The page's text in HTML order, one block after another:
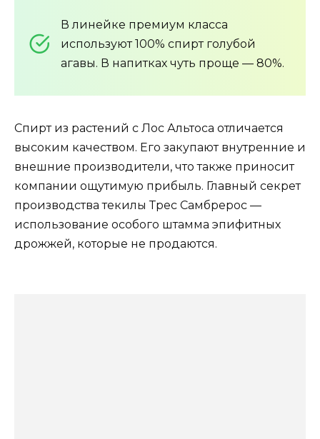
В линейке премиум класса
используют 100% спирт голубой
агавы. В напитках чуть проще — 80%.
Спирт из растений с Лос Альтоса отличается
высоким качеством. Его закупают внутренние и
внешние производители, что также приносит
компании ощутимую прибыль. Главный секрет
производства текилы Трес Самбрерос —
использование особого штамма эпифитных
дрожжей, которые не продаются.